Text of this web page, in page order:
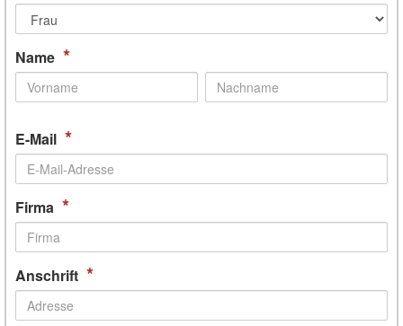
Name *
E-Mail *
Firma *
Anschrift *